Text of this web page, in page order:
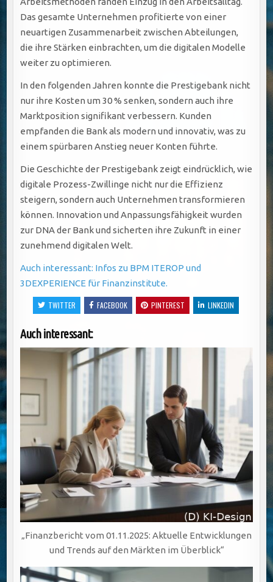
Das gesamte Unternehmen profitierte von einer
neuartigen Zusammenarbeit zwischen Abteilungen,
die ihre Stärken einbrachten, um die digitalen Modelle
weiter zu optimieren.
In den folgenden Jahren konnte die Prestigebank nicht
nur ihre Kosten um 30 % senken, sondern auch ihre
Marktposition signifikant verbessern. Kunden
empfanden die Bank als modern und innovativ, was zu
einem spürbaren Anstieg neuer Konten führte.
Die Geschichte der Prestigebank zeigt eindrücklich, wie
digitale Prozess-Zwillinge nicht nur die Effizienz
steigern, sondern auch Unternehmen transformieren
können. Innovation und Anpassungsfähigkeit wurden
zur DNA der Bank und sicherten ihre Zukunft in einer
zunehmend digitalen Welt.
Auch interessant: Infos zu BPM ITEROP und
3DEXPERIENCE für Finanzinstitute.
TWITTER FACEBOOK PINTEREST LINKEDIN
Auch interessant:
„Finanzbericht vom 01.11.2025: Aktuelle Entwicklungen
und Trends auf den Märkten im Überblick“